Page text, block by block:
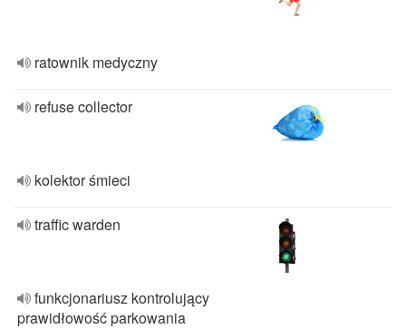
ratownik medyczny
refuse collector
kolektor śmieci
traffic warden
funkcjonariusz kontrolujący
prawidłowość parkowania